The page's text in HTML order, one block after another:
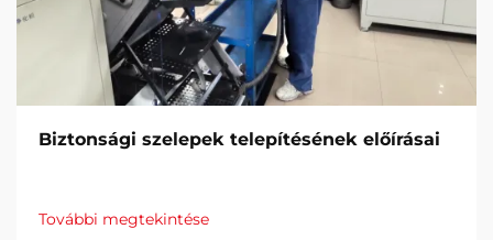
Biztonsági szelepek telepítésének előírásai
További megtekintése